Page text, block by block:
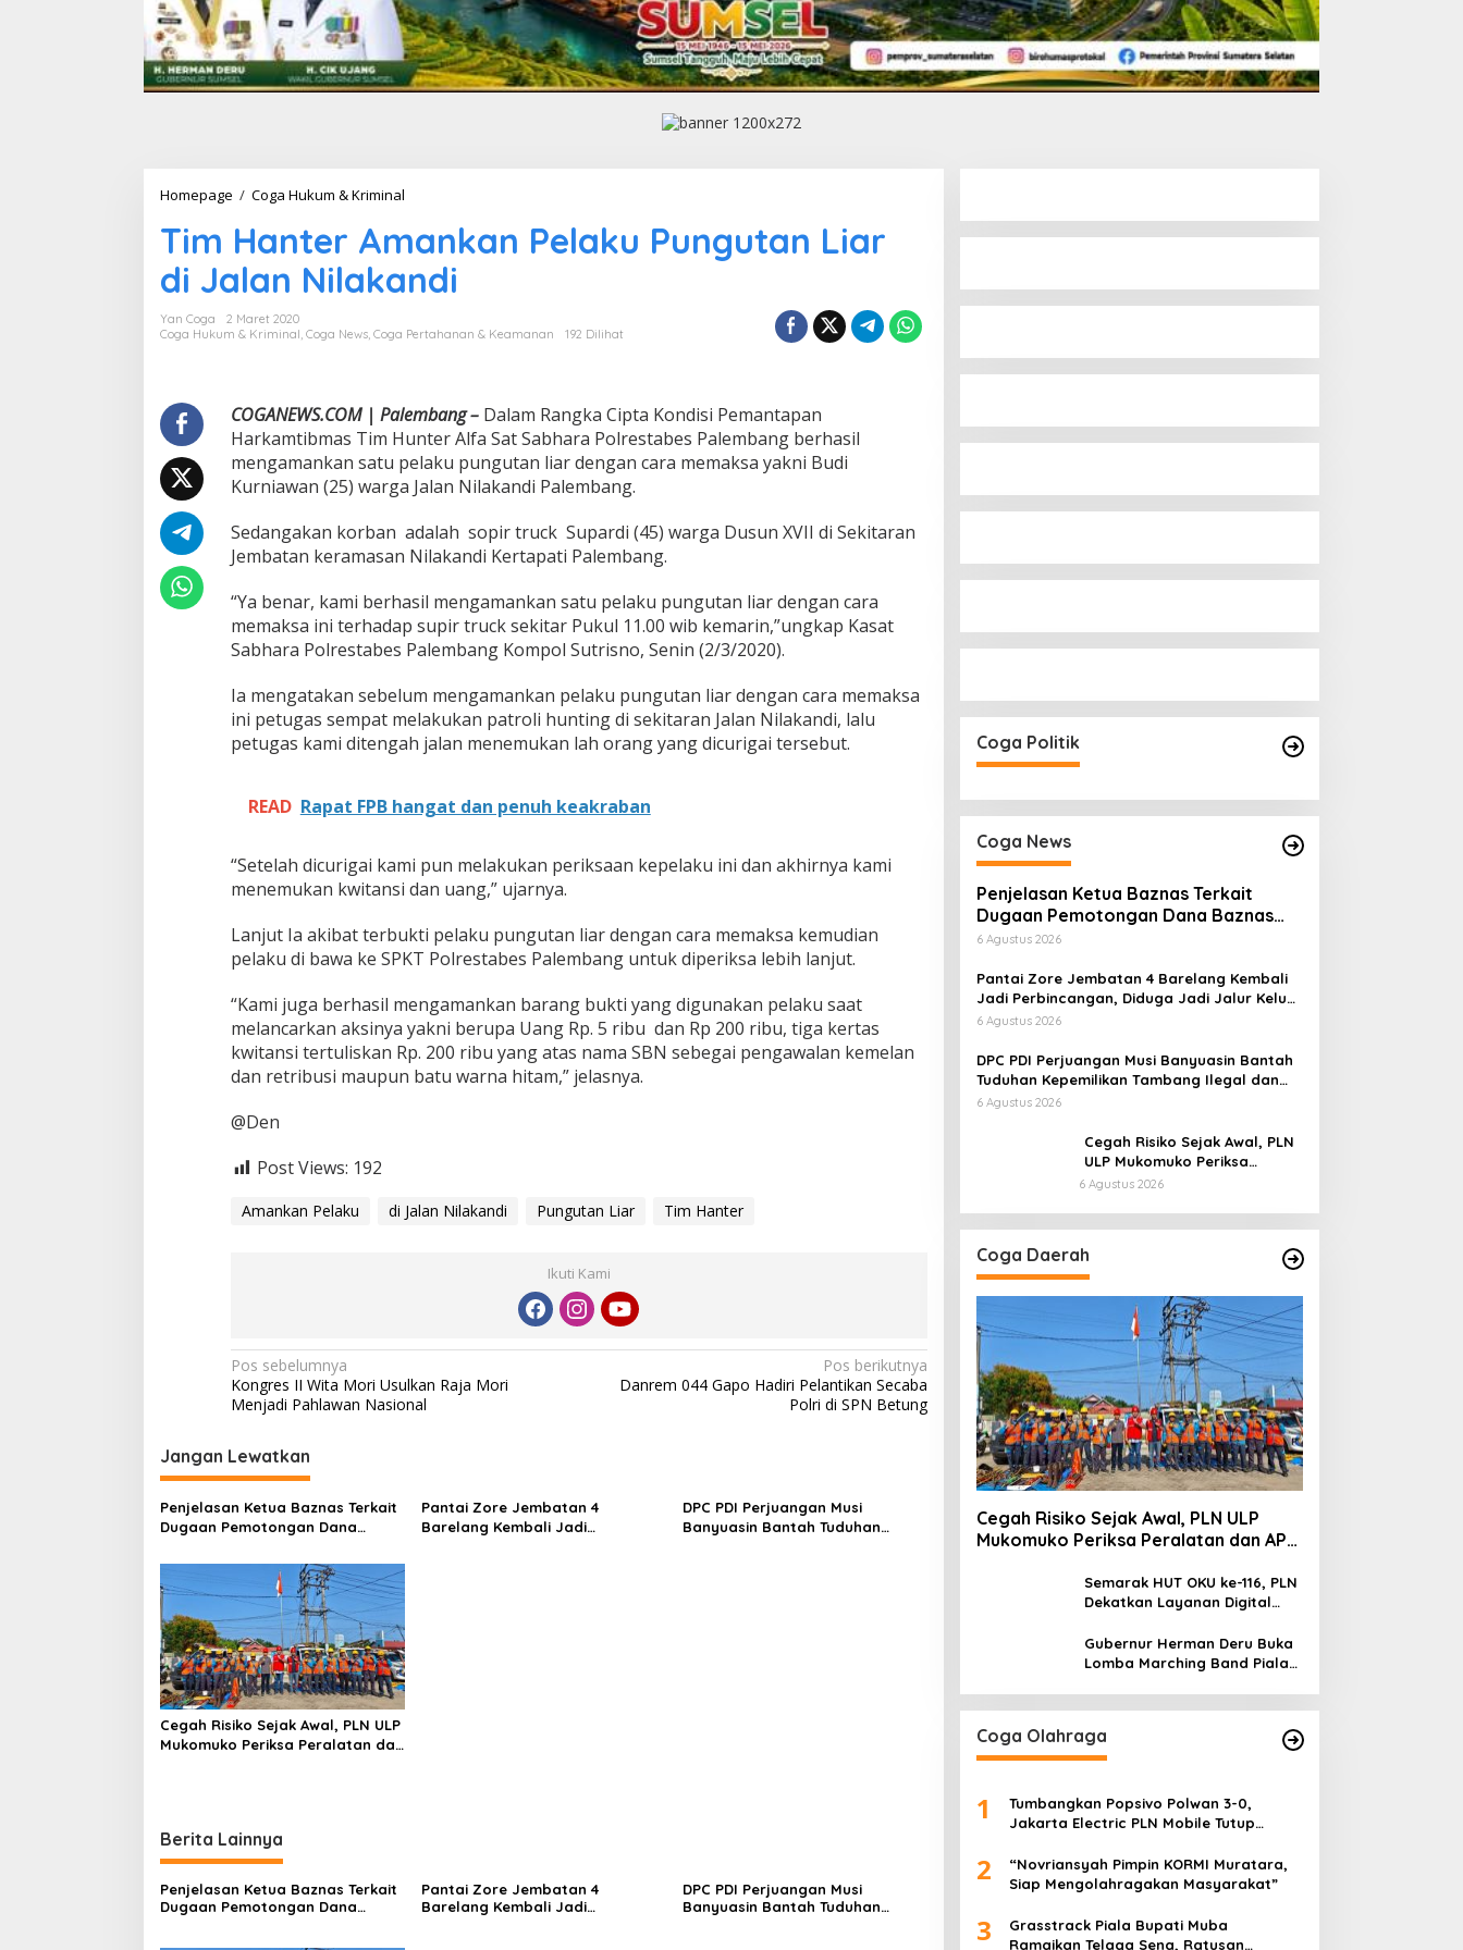
Homepage / Coga Hukum & Kriminal
m
H
a
n
e
a
k
a
n
e
a
u
P
u
u
t
a
i
a
l
n
i
l
a
Tim Hanter Amankan Pelaku Pungutan Liar
di Jalan Nilakandi
Yan Coga
2 Maret 2020
Coga Hukum & Kriminal, Coga News, Coga Pertahanan & Keamanan 192 Dilihat
COGANEWS.COM | Palembang – Dalam Rangka Cipta Kondisi Pemantapan
Harkamtibmas Tim Hunter Alfa Sat Sabhara Polrestabes Palembang berhasil
mengamankan satu pelaku pungutan liar dengan cara memaksa yakni Budi
Kurniawan (25) warga Jalan Nilakandi Palembang.
Sedangakan korban adalah sopir truck Supardi (45) warga Dusun XVII di Sekitaran
Jembatan keramasan Nilakandi Kertapati Palembang.
“Ya benar, kami berhasil mengamankan satu pelaku pungutan liar dengan cara
memaksa ini terhadap supir truck sekitar Pukul 11.00 wib kemarin,”ungkap Kasat
Sabhara Polrestabes Palembang Kompol Sutrisno, Senin (2/3/2020).
Ia mengatakan sebelum mengamankan pelaku pungutan liar dengan cara memaksa
ini petugas sempat melakukan patroli hunting di sekitaran Jalan Nilakandi, lalu
petugas kami ditengah jalan menemukan lah orang yang dicurigai tersebut.
READ Rapat FPB hangat dan penuh keakraban
“Setelah dicurigai kami pun melakukan periksaan kepelaku ini dan akhirnya kami
menemukan kwitansi dan uang,” ujarnya.
Lanjut Ia akibat terbukti pelaku pungutan liar dengan cara memaksa kemudian
pelaku di bawa ke SPKT Polrestabes Palembang untuk diperiksa lebih lanjut.
“Kami juga berhasil mengamankan barang bukti yang digunakan pelaku saat
melancarkan aksinya yakni berupa Uang Rp. 5 ribu dan Rp 200 ribu, tiga kertas
kwitansi tertuliskan Rp. 200 ribu yang atas nama SBN sebegai pengawalan kemelan
dan retribusi maupun batu warna hitam,” jelasnya.
@Den
Post Views: 192
Amankan Pelaku di Jalan Nilakandi Pungutan Liar Tim Hanter
Ikuti Kami
N
a
i
g
a
p
o
s
Pos sebelumnya
Kongres II Wita Mori Usulkan Raja Mori
Menjadi Pahlawan Nasional
Pos berikutnya
Danrem 044 Gapo Hadiri Pelantikan Secaba
Polri di SPN Betung
Jangan Lewatkan
Penjelasan Ketua Baznas Terkait
Dugaan Pemotongan Dana
Tidak Benar
Pantai Zore Jembatan 4
Barelang Kembali Jadi
DPC PDI Perjuangan Musi
Banyuasin Bantah Tuduhan
Cegah Risiko Sejak Awal, PLN ULP
Mukomuko Periksa Peralatan dan
Berita Lainnya
Penjelasan Ketua Baznas Terkait
Dugaan Pemotongan Dana
Pantai Zore Jembatan 4
Barelang Kembali Jadi
DPC PDI Perjuangan Musi
Banyuasin Bantah Tuduhan
Coga Politik
Coga News
Penjelasan Ketua Baznas Terkait
Dugaan Pemotongan Dana Baznas
Kabupaten Lahat Itu Tidak Benar
6 Agustus 2026
Pantai Zore Jembatan 4 Barelang Kembali
Jadi Perbincangan, Diduga Jadi Jalur Keluar
Masuk Barang Tanpa Dokumen Kepabeanan,
Diminta Mengungkap Dugaan Aktivitas di
Kawasan Pesisir
6 Agustus 2026
DPC PDI Perjuangan Musi Banyuasin Bantah
Tuduhan Kepemilikan Tambang Ilegal dan
Penyerobotan Lahan
6 Agustus 2026
Cegah Risiko Sejak Awal, PLN
ULP Mukomuko Periksa
Peralatan dan APD Petugas
6 Agustus 2026
Coga Daerah
Cegah Risiko Sejak Awal, PLN ULP
Mukomuko Periksa Peralatan dan APD
Semarak HUT OKU ke-116, PLN
Dekatkan Layanan Digital
2026
Gubernur Herman Deru Buka
Lomba Marching Band Piala
Coga Olahraga
1
Tumbangkan Popsivo Polwan 3-0,
Jakarta Electric PLN Mobile Tutup
Meyakinkan
2
“Novriansyah Pimpin KORMI Muratara,
Siap Mengolahragakan Masyarakat”
3
Grasstrack Piala Bupati Muba
Ramaikan Telaga Sena, Ratusan